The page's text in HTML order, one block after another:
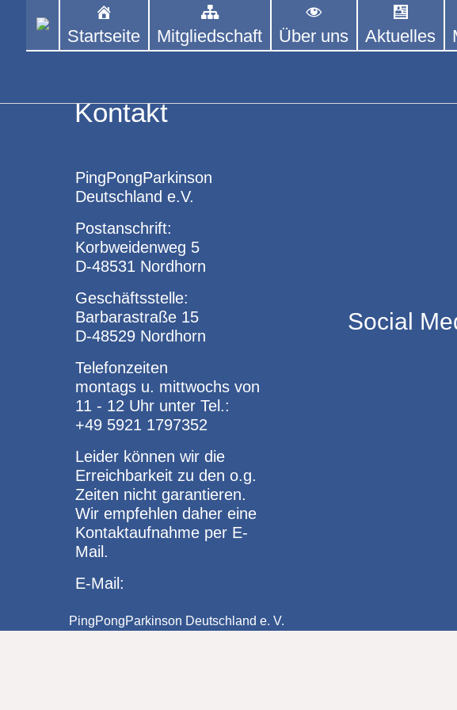
PINGPONGPARKINSON
ist der bundesweite Zusammenschluss von
Tischtennis – überwiegend ehrenamtlich um
Startseite Mitgliedschaft Über uns Aktuelles
Kontakt
PingPongParkinson
Deutschland e.V.
Postanschrift:
Korbweidenweg 5
D-48531 Nordhorn
Geschäftsstelle:
Barbarastraße 15
D-48529 Nordhorn
Telefonzeiten
montags u. mittwochs von
11 - 12 Uhr unter Tel.:
+49 5921 1797352
Leider können wir die
Erreichbarkeit zu den o.g.
Zeiten nicht garantieren.
Wir empfehlen daher eine
Kontaktaufnahme per E-
Mail.
E-Mail:
Social
PingPongParkinson Deutschland e. V.